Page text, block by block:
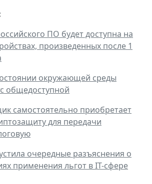
ПО будет доступна на
произведенных после 1
окружающей среды
общедоступной
самостоятельно приобретает
для передачи
очередные разъяснения о
применения льгот в IT-сфере